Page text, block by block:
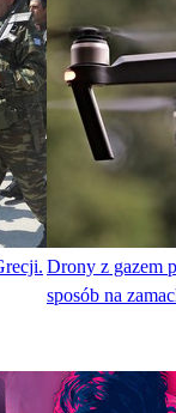
Drony z gazem
sposób na